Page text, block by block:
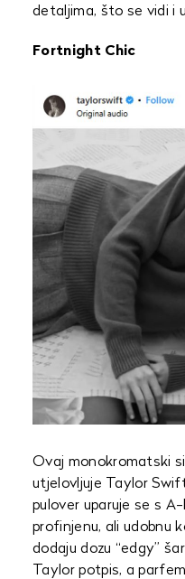
detaljima, što se vidi i
Fortnight Chic
Ovaj monokromatski
utjelovljuje Taylor
pulover uparuje se s
profinjenu, ali udobnu
dodaju dozu “edgy”
Taylor potpis, a